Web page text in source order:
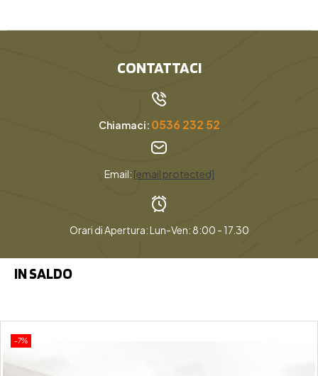
CONTATTACI
Chiamaci: 0536 232 52
Email: [email protected]
Orari di Apertura: Lun-Ven: 8:00 - 17.30
IN SALDO
-7%